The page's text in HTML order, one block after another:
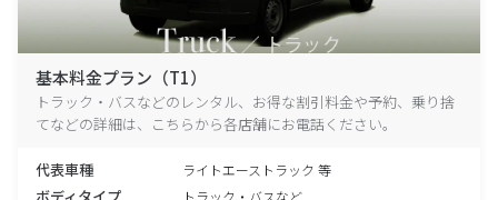
基本料金プラン（T1）
トラック・バスなどのレンタル、お得な割引料金や予約、乗り捨
てなどの詳細は、こちらから各店舗にお電話ください。
代表車種 ライトエーストラック 等
トラック・バスなど